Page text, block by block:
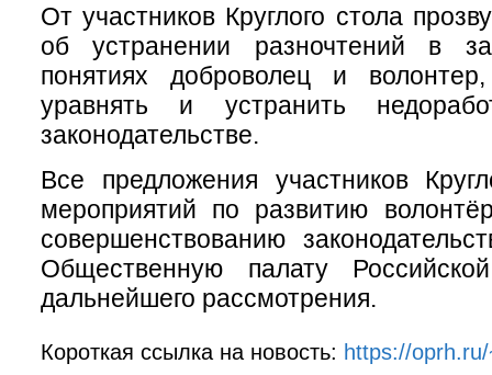
От участников Круглого стола
об устранении разночтений в
понятиях доброволец и
уравнять и устранить
законодательстве.
Все предложения участников
мероприятий по развитию
совершенствованию
Общественную палату
дальнейшего рассмотрения.
Короткая ссылка на новость: https://